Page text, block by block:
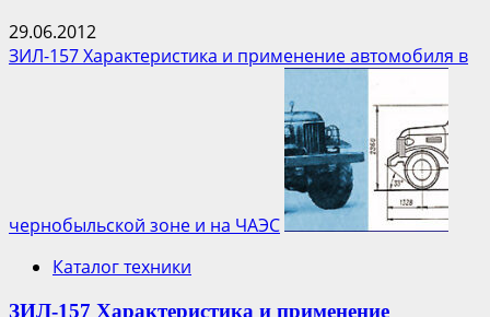
29.06.2012
ЗИЛ-157 Характеристика и применение автомобиля в
чернобыльской зоне и на ЧАЭС
Каталог техники
ЗИЛ-157 Характеристика и применение